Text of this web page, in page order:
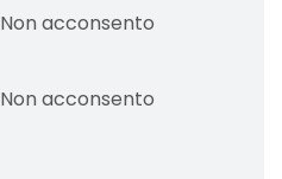
Non acconsento
Non acconsento